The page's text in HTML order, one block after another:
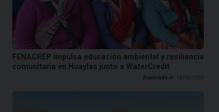
FENACREP impulsa educación ambiental y resiliencia
comunitaria en Huaylas junto a WaterCredit
Publicado el: 12/06/2026